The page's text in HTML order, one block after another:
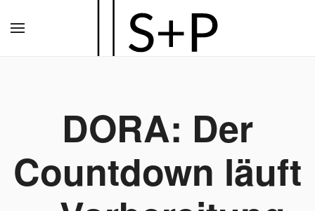
Hauptinhalt
DORA: Der
Countdown läuft